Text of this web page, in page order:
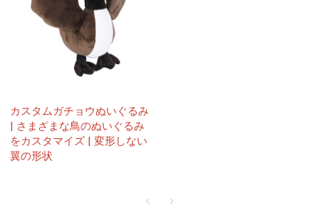
カスタムガチョウぬいぐるみ
| さまざまな鳥のぬいぐるみ
をカスタマイズ | 変形しない
翼の形状